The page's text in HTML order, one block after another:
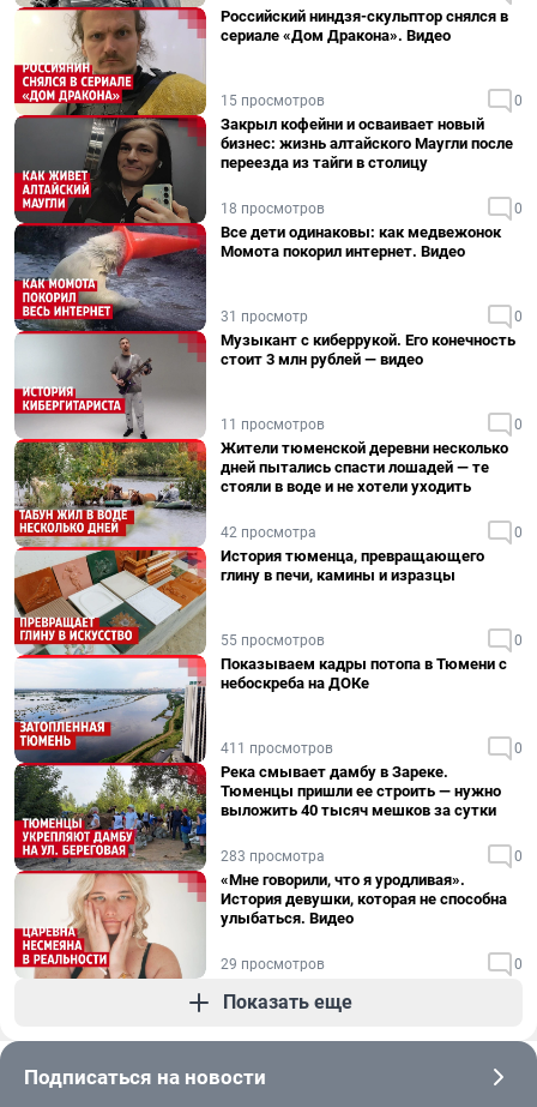
Российский ниндзя-скульптор снялся в
сериале «Дом Дракона». Видео
15 просмотров 0
Закрыл кофейни и осваивает новый
бизнес: жизнь алтайского Маугли после
переезда из тайги в столицу
18 просмотров 0
Все дети одинаковы: как медвежонок
Момота покорил интернет. Видео
31 просмотр 0
Музыкант с киберрукой. Его конечность
стоит 3 млн рублей — видео
11 просмотров 0
Жители тюменской деревни несколько
дней пытались спасти лошадей — те
стояли в воде и не хотели уходить
42 просмотра 0
История тюменца, превращающего
глину в печи, камины и изразцы
55 просмотров 0
Показываем кадры потопа в Тюмени с
небоскреба на ДОКе
411 просмотров 0
Река смывает дамбу в Зареке.
Тюменцы пришли ее строить — нужно
выложить 40 тысяч мешков за сутки
283 просмотра 0
«Мне говорили, что я уродливая».
История девушки, которая не способна
улыбаться. Видео
29 просмотров 0
Показать еще
Подписаться на новости